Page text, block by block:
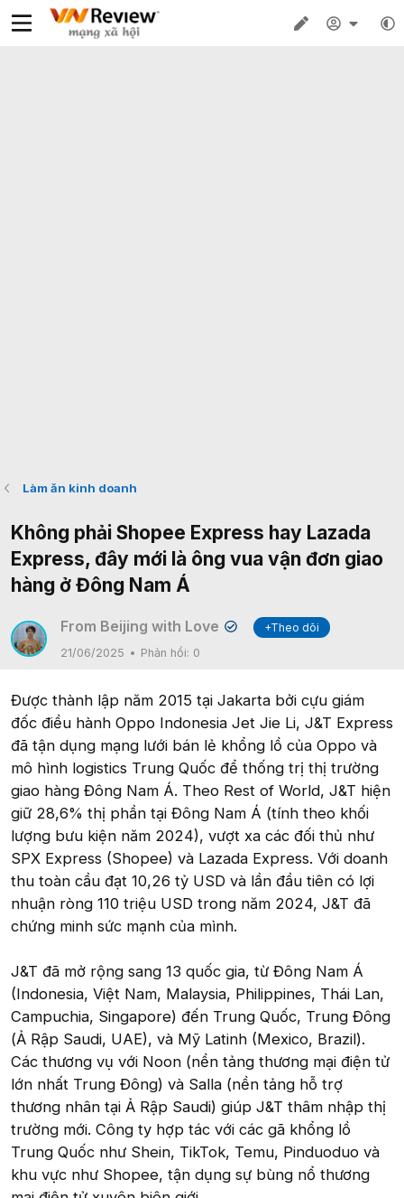
Làm ăn kinh doanh
Không phải Shopee Express hay Lazada
Express, đây mới là ông vua vận đơn giao
hàng ở Đông Nam Á
From Beijing with Love ✔
+Theo dõi
21/06/2025
Phản hồi: 0
Được thành lập năm 2015 tại Jakarta bởi cựu giám
đốc điều hành Oppo Indonesia Jet Jie Li, J&T Express
đã tận dụng mạng lưới bán lẻ khổng lồ của Oppo và
mô hình logistics Trung Quốc để thống trị thị trường
giao hàng Đông Nam Á. Theo Rest of World, J&T hiện
giữ 28,6% thị phần tại Đông Nam Á (tính theo khối
lượng bưu kiện năm 2024), vượt xa các đối thủ như
SPX Express (Shopee) và Lazada Express. Với doanh
thu toàn cầu đạt 10,26 tỷ USD và lần đầu tiên có lợi
nhuận ròng 110 triệu USD trong năm 2024, J&T đã
chứng minh sức mạnh của mình.
J&T đã mở rộng sang 13 quốc gia, từ Đông Nam Á
(Indonesia, Việt Nam, Malaysia, Philippines, Thái Lan,
Campuchia, Singapore) đến Trung Quốc, Trung Đông
(Ả Rập Saudi, UAE), và Mỹ Latinh (Mexico, Brazil).
Các thương vụ với Noon (nền tảng thương mại điện tử
lớn nhất Trung Đông) và Salla (nền tảng hỗ trợ
thương nhân tại Ả Rập Saudi) giúp J&T thâm nhập thị
trường mới. Công ty hợp tác với các gã khổng lồ
Trung Quốc như Shein, TikTok, Temu, Pinduoduo và
khu vực như Shopee, tận dụng sự bùng nổ thương